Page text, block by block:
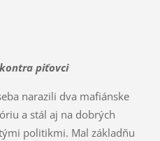
piťovci
narazili dva mafiánske
a stál aj na dobrých
politikmi. Mal základňu